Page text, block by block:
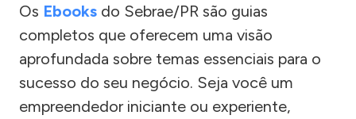
Os Ebooks do Sebrae/PR são guias
completos que oferecem uma visão
aprofundada sobre temas essenciais para o
sucesso do seu negócio. Seja você um
empreendedor iniciante ou experiente,